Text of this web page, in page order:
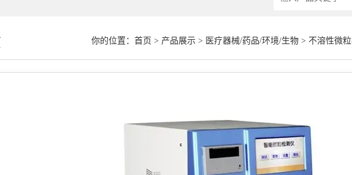
你的位置： 首页 > 产品展示> 医疗器械/药品/环境/生物> 不溶性微